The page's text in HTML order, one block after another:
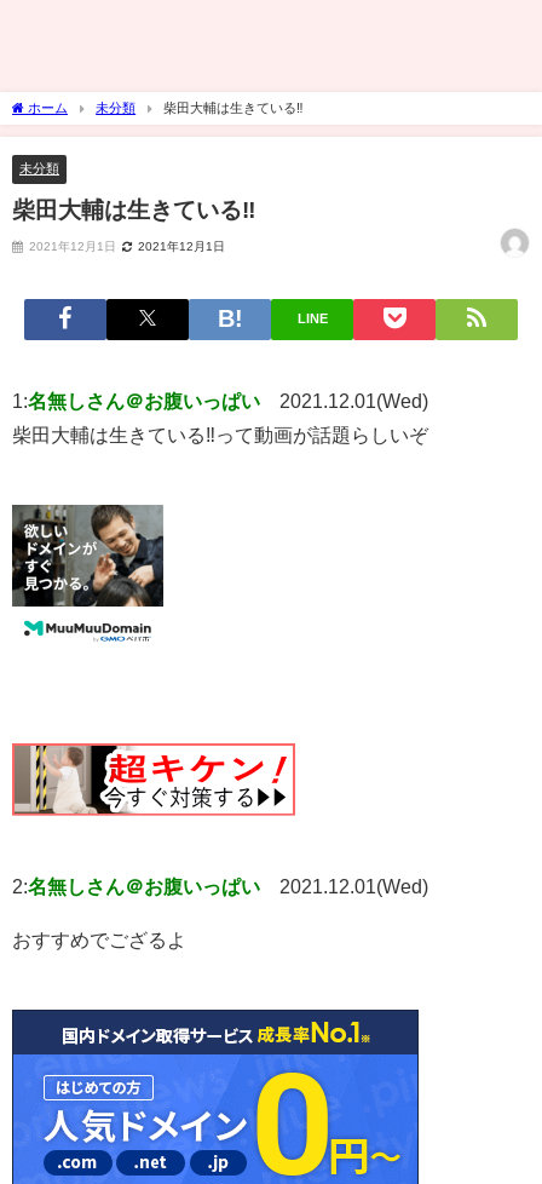
ホーム 未分類 柴田大輔は生きている‼️
未分類
柴田大輔は生きている‼️
2021年12月1日 2021年12月1日
LINE
1:名無しさん＠お腹いっぱい
2021.12.01(Wed)
柴田大輔は生きている‼️って動画が話題らしいぞ
2:名無しさん＠お腹いっぱい 2021.12.01(Wed)
おすすめでござるよ